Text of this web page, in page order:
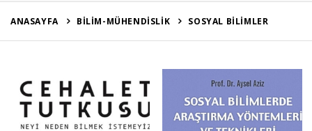
ANASAYFA BİLİM-MÜHENDİSLİK SOSYAL BİLİMLER